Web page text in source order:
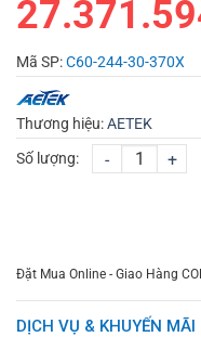
Mã SP:C60-244-30-370X
Thương hiệu:AETEK
Số lượng:
- +
Đặt Mua Online - Giao Hàng
DỊCH VỤ & KHUYẾN MÃI